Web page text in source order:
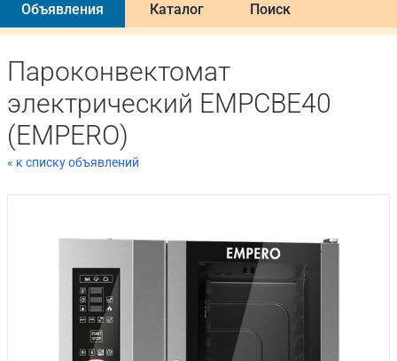
Объявления Каталог Поиск
Пароконвектомат
электрический EMPCBE40
(EMPERO)
« к списку объявлений